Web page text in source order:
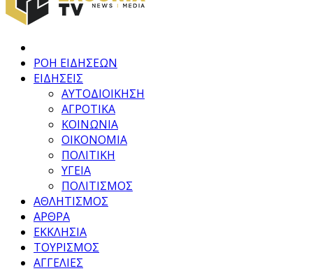
ΡΟΗ ΕΙΔΗΣΕΩΝ
ΕΙΔΗΣΕΙΣ
ΑΥΤΟΔΙΟΙΚΗΣΗ
ΑΓΡΟΤΙΚΑ
ΚΟΙΝΩΝΙΑ
ΟΙΚΟΝΟΜΙΑ
ΠΟΛΙΤΙΚΗ
ΥΓΕΙΑ
ΠΟΛΙΤΙΣΜΟΣ
ΑΘΛΗΤΙΣΜΟΣ
ΑΡΘΡΑ
ΕΚΚΛΗΣΙΑ
ΤΟΥΡΙΣΜΟΣ
ΑΓΓΕΛΙΕΣ